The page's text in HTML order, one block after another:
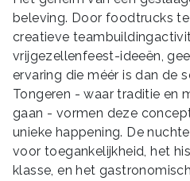
beleving. Door foodtrucks
creatieve
vrijgezellenfeest-ideeën,
ervaring die méér is dan de
Tongeren - waar traditie en
gaan - vormen deze
unieke happening. De
voor toegankelijkheid, het
klasse, en het